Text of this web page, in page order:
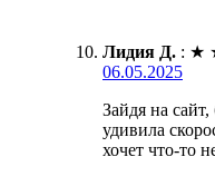
Лидия Д. : ★
06.05.2025
Зайдя на
удивила
хочет что-то